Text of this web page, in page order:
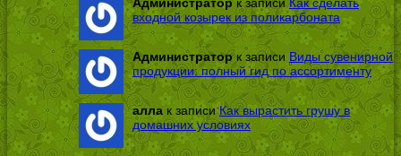
Администраторк записиКак сделать
входной козырек из поликарбоната
Администраторк записи Виды сувенирной
продукции: полный гид по ассортименту
алла к записиКак вырастить грушу в
домашних условиях